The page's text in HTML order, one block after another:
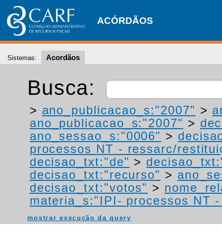
ACÓRDÃOS
Sistemas: Acordãos
Busca:
> ano_publicacao_s:"2007" >
ano_publicacao_s:"2007" >
ano_sessao_s:"0006" >
processos NT - ressarc/
decisao_txt:"de" >
decisao_txt:"recurso" >
decisao_txt:"votos" >
materia_s:"IPI- processos NT
mostrar execução da query